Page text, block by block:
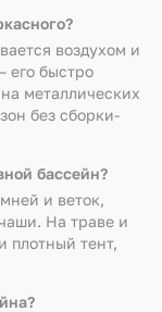
воздухом и
его быстро
металлических
без сборки-
бассейн?
и веток,
На траве и
плотный тент,